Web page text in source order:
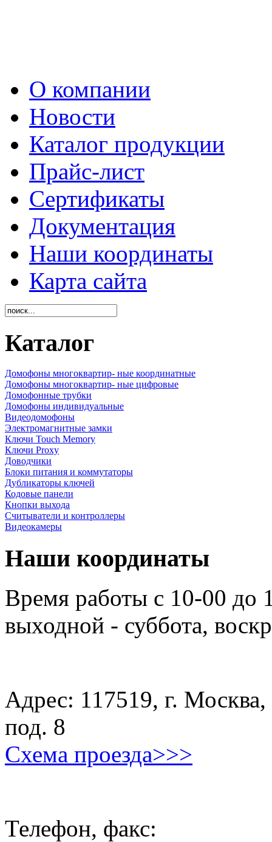
О компании
Новости
Каталог продукции
Прайс-лист
Сертификаты
Документация
Наши координаты
Карта сайта
Каталог
Домофоны многоквартир- ные координатные
Домофоны многоквартир- ные цифровые
Домофонные трубки
Домофоны индивидуальные
Видеодомофоны
Электромагнитные замки
Ключи Touch Memory
Ключи Proxy
Доводчики
Блоки питания и коммутаторы
Дубликаторы ключей
Кодовые панели
Кнопки выхода
Считыватели и контроллеры
Видеокамеры
Наши координаты
Время работы с 10-00 до
выходной - суббота,
Адрес: 117519, г.
под. 8
Схема проезда>>>
Телефон, факс: